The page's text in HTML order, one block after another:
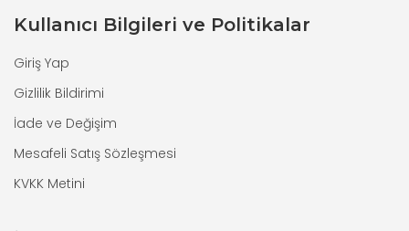
Kullanıcı Bilgileri ve Politikalar
Giriş Yap
Gizlilik Bildirimi
İade ve Değişim
Mesafeli Satış Sözleşmesi
KVKK Metini